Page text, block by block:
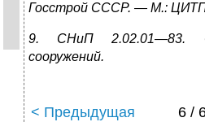
Госстрой СССР. — М.:
9. СНиП 2.02.01—83.
сооружений.
< Предыдущая 6 /